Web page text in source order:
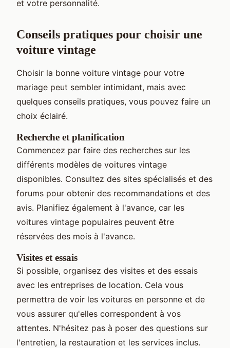
et votre personnalité.
Conseils pratiques pour choisir une
voiture vintage
Choisir la bonne voiture vintage pour votre
mariage peut sembler intimidant, mais avec
quelques conseils pratiques, vous pouvez faire un
choix éclairé.
Recherche et planification
Commencez par faire des recherches sur les
différents modèles de voitures vintage
disponibles. Consultez des sites spécialisés et des
forums pour obtenir des recommandations et des
avis. Planifiez également à l'avance, car les
voitures vintage populaires peuvent être
réservées des mois à l'avance.
Visites et essais
Si possible, organisez des visites et des essais
avec les entreprises de location. Cela vous
permettra de voir les voitures en personne et de
vous assurer qu'elles correspondent à vos
attentes. N'hésitez pas à poser des questions sur
l'entretien, la restauration et les services inclus.